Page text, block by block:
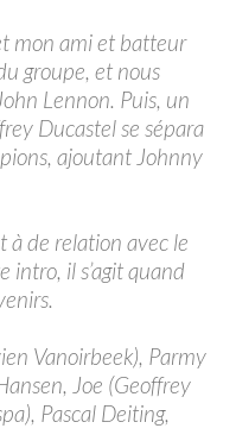
mon ami et batteur
groupe, et nous
Lennon. Puis, un
Ducastel se sépara
ajoutant Johnny
à de relation avec le
intro, il s’agit quand
Vanoirbeek), Parmy
Joe (Geoffrey
Pascal Deiting,